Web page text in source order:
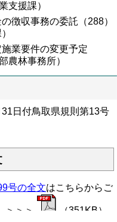
支援課）
徴収事務の委託（288）
業要件の変更予定
農林事務所）
日付鳥取県規則第13号
号の全文はこちらからご
＞＞＞ （351KB）